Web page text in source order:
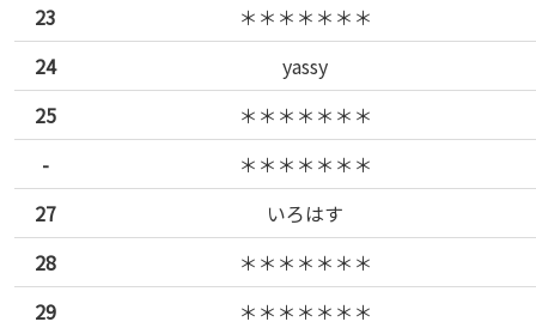
23
＊＊＊＊＊＊＊
24
yassy
25
＊＊＊＊＊＊＊
-
＊＊＊＊＊＊＊
27
いろはす
28
＊＊＊＊＊＊＊
29
＊＊＊＊＊＊＊